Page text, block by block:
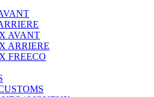
AVANT
ARRIERE
FREECO